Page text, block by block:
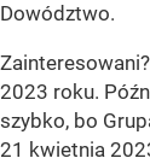
Dowództwo.
2023 roku.
szybko, bo
21 kwietnia